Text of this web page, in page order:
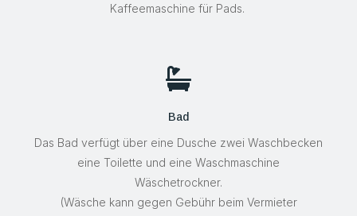
Kaffeemaschine für Pads.

Bad
Das Bad verfügt über eine Dusche zwei Waschbecken
eine Toilette und eine Waschmaschine
Wäschetrockner.
(Wäsche kann gegen Gebühr beim Vermieter